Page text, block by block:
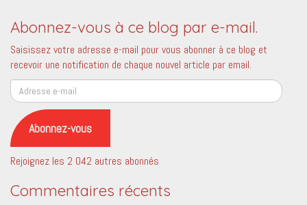
Abonnez-vous à ce blog par e-mail.
Saisissez votre adresse e-mail pour vous abonner à ce blog et
recevoir une notification de chaque nouvel article par email.
Adresse
e-
mail
Abonnez-vous
Rejoignez les 2 042 autres abonnés
Commentaires récents